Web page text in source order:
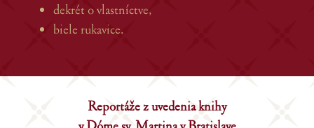
dekrét o vlastníctve,
biele rukavice.
Reportáže z uvedenia knihy